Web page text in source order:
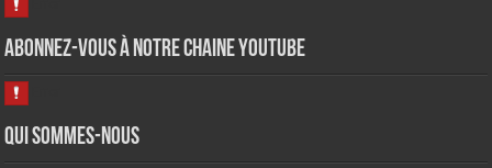
Abonnez-vous à notre chaine Youtube
Qui sommes-nous